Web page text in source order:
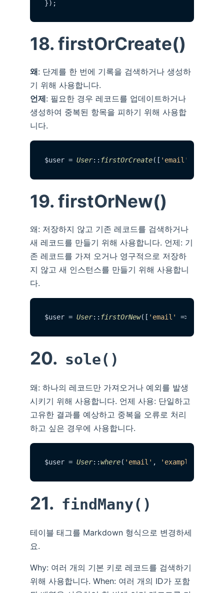
18. firstOrCreate()
왜: 단계를 한 번에 기록을 검색하거나 생성하
기 위해 사용합니다.
언제: 필요한 경우 레코드를 업데이트하거나
생성하여 중복된 항목을 피하기 위해 사용합
니다.
$user = User:: firstOrCreate([ 'email'
19. firstOrNew()
왜: 저장하지 않고 기존 레코드를 검색하거나
새 레코드를 만들기 위해 사용합니다. 언제: 기
존 레코드를 가져 오거나 영구적으로 저장하
지 않고 새 인스턴스를 만들기 위해 사용합니
다.
$user = User:: firstOrNew([ 'email' =>
20. sole()
왜: 하나의 레코드만 가져오거나 예외를 발생
시키기 위해 사용합니다. 언제 사용: 단일하고
고유한 결과를 예상하고 중복을 오류로 처리
하고 싶은 경우에 사용합니다.
$user = User::where( 'email' ,
21. findMany()
테이블 태그를 Markdown 형식으로 변경하세
요.
Why: 여러 개의 기본 키로 레코드를 검색하기
위해 사용합니다. When: 여러 개의 ID가 포함